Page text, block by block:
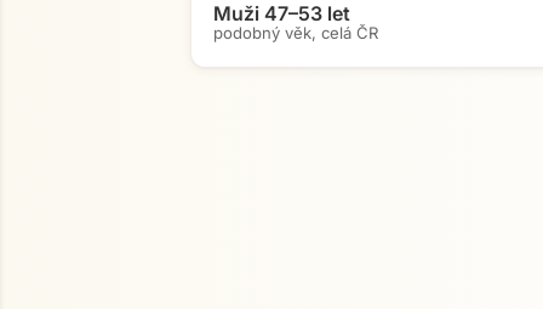
Muži 47–53 let
podobný věk, celá ČR